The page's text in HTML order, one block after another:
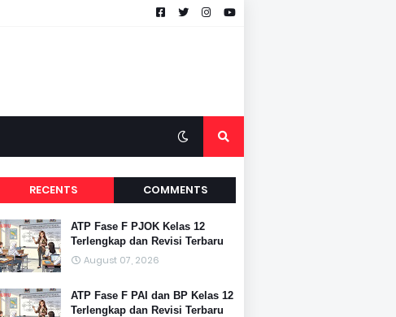
RECENTS COMMENTS
ATP Fase F PJOK Kelas 12
Terlengkap dan Revisi Terbaru
August 07, 2026
ATP Fase F PAI dan BP Kelas 12
Terlengkap dan Revisi Terbaru